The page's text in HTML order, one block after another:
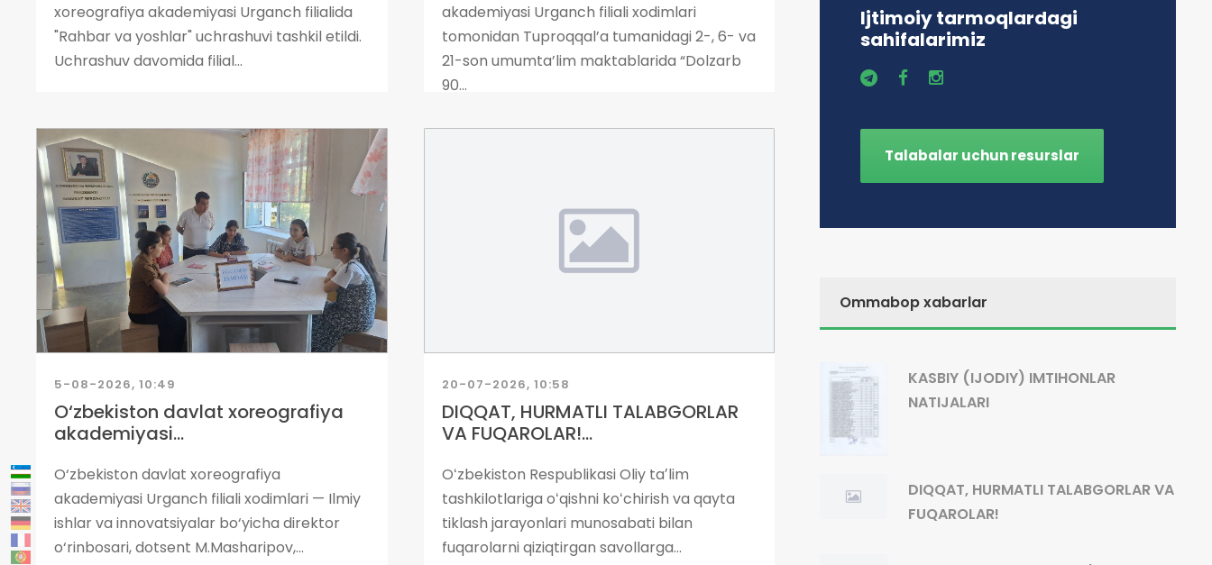
xoreografiya akademiyasi Urganch filialida
"Rahbar va yoshlar" uchrashuvi tashkil etildi.
Uchrashuv davomida filial...
akademiyasi Urganch filiali xodimlari
tomonidan Tuproqqal’a tumanidagi 2-, 6- va
21-son umumta’lim maktablarida “Dolzarb
90...
5-08-2026, 10:49
O‘zbekiston davlat xoreografiya
akademiyasi...
O‘zbekiston davlat xoreografiya
akademiyasi Urganch filiali xodimlari — Ilmiy
ishlar va innovatsiyalar bo‘yicha direktor
o‘rinbosari, dotsent M.Masharipov,...
20-07-2026, 10:58
DIQQAT, HURMATLI TALABGORLAR
VA FUQAROLAR!...
Oʻzbekiston Respublikasi Oliy taʼlim
tashkilotlariga oʻqishni koʻchirish va qayta
tiklash jarayonlari munosabati bilan
fuqarolarni qiziqtirgan savollarga...
Ijtimoiy tarmoqlardagi
sahifalarimiz
Talabalar uchun resurslar
Ommabop xabarlar
KASBIY (IJODIY) IMTIHONLAR
NATIJALARI
DIQQAT, HURMATLI TALABGORLAR VA
FUQAROLAR!